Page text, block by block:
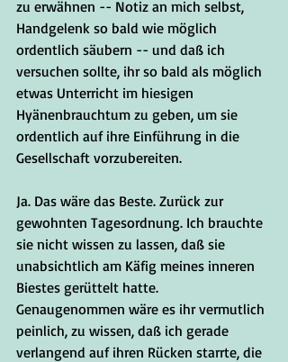
zu erwähnen -- Notiz an mich selbst,
Handgelenk so bald wie möglich
ordentlich säubern -- und daß ich
versuchen sollte, ihr so bald als möglich
etwas Unterricht im hiesigen
Hyänenbrauchtum zu geben, um sie
ordentlich auf ihre Einführung in die
Gesellschaft vorzubereiten.
Ja. Das wäre das Beste. Zurück zur
gewohnten Tagesordnung. Ich brauchte
sie nicht wissen zu lassen, daß sie
unabsichtlich am Käfig meines inneren
Biestes gerüttelt hatte.
Genaugenommen wäre es ihr vermutlich
peinlich, zu wissen, daß ich gerade
verlangend auf ihren Rücken starrte, die